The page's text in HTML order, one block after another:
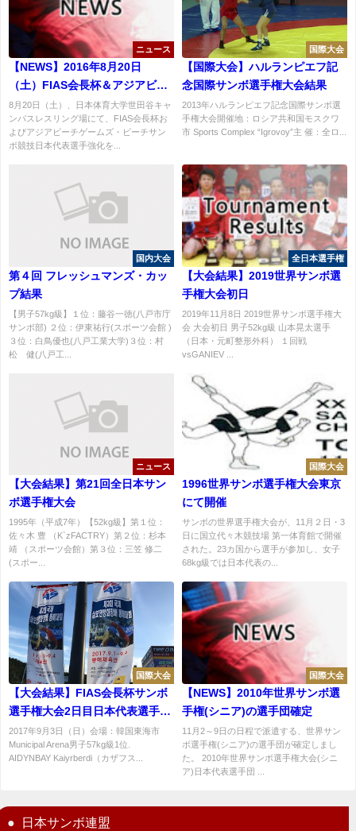
ニュース
【NEWS】2016年8月20日
（土）FIAS会長杯＆アジアビー
チゲームズ・ビーチサンボ競技
日本代表強化練習会報告
8月20日（土）、日本体育大学世田谷キャ
ンパスレスリング場にて、FIAS会長杯お
よびアジアビーチゲームズ・ビーチサン
ボ競技日本代表選手強化を...
国際大会
【国際大会】ハルランピエフ記
念国際サンボ選手権大会結果
2013年ハルランピエフ記念国際サンボ選
手権大会開催地：ロシア共和国モスクワ
市 Sports Complex “Igrovoy”主 催：全ロ...
国内大会
第４回 フレッシュマンズ・カッ
プ結果
【男子57kg級】１位：藤谷一徳(八戸市庁
サンボ部) ２位：伊東祐行(スポーツ会館 )
３位：白鳥優也(八戸工業大学)３位：村
松 健(八戸工...
全日本選手権
【大会結果】2019世界サンボ選
手権大会初日
2019年11月8日 2019世界サンボ選手権大
会 大会初日 男子52kg級 山本晃太選手
（日本・元町整形外科） １回戦
vsGANIEV ...
ニュース
【大会結果】第21回全日本サン
ボ選手権大会
1995年（平成7年）【52kg級】第１位：
佐々木 豊 （K`zFACTRY）第２位：杉本
靖 （スポーツ会館）第３位：三笠 修二
(スポー...
国際大会
1996世界サンボ選手権大会東京
にて開催
サンボの世界選手権大会が、11月２日・3
日に国立代々木競技場 第一体育館で開催
された。23カ国から選手が参加し、女子
68kg級では日本代表の...
国際大会
【大会結果】FIAS会長杯サンボ
選手権大会2日目日本代表選手結
果：馬場選手銀メダル、丹下選
手銅メダル獲得
2017年9月3日（日）会場：韓国東海市
Municipal Arena男子57kg級1位.
AIDYNBAY Kaiyrberdi（カザフス...
国際大会
【NEWS】2010年世界サンボ選
手権(シニア)の選手団確定
11月2～9日の日程で派遣する、世界サン
ボ選手権(シニア)の選手団が確定しまし
た。 2010年世界サンボ選手権大会(シニ
ア)日本代表選手団 ...
日本サンボ連盟